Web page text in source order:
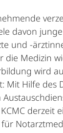
davon junge
und -
die Medizin
wird
Mit Hilfe des
derzeit